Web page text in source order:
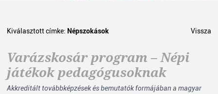
Kiválasztott címke: Népszokások Vissza
Varázskosár program – Népi
játékok pedagógusoknak
Akkreditált továbbképzések és bemutatók formájában a magyar